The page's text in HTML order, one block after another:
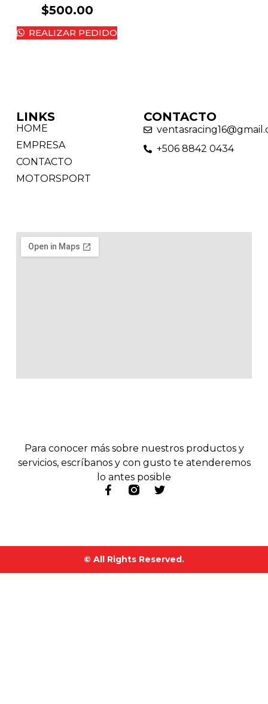
$500.00
REALIZAR PEDIDO
Para conocer más sobre nuestros productos y
servicios, escríbanos y con gusto te atenderemos
lo antes posible
LINKS
HOME
EMPRESA
CONTACTO
MOTORSPORT
CONTACTO
+506 8842 0434
© All Rights Reserved.